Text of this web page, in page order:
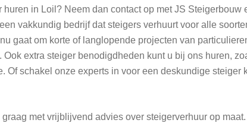
huren in Loil? Neem dan contact op met JS Steigerbouw
vakkundig bedrijf dat steigers verhuurt voor alle
gaat om korte of langlopende projecten van
Ook extra steiger benodigdheden kunt u bij ons huren,
Of schakel onze experts in voor een deskundige steiger
met vrijblijvend advies over steigerverhuur op